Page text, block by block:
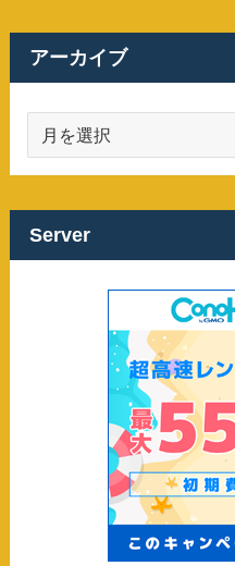
アーカイブ
カ
イ
ブ
Server